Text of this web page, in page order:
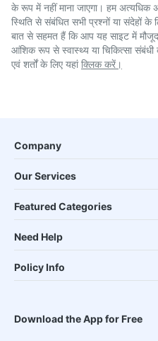
के रूप में नहीं माना जाएगा। हम
स्थिति से संबंधित सभी प्रश्नों या संदेहों
बात से सहमत हैं कि आप यह साइट में
आंशिक रूप से स्वास्थ्य या चिकित्सा संबंधी
एवं शर्तों के लिए यहांक्लिक करें।
Company
Our Services
Featured Categories
Need Help
Policy Info
Download the App for Free